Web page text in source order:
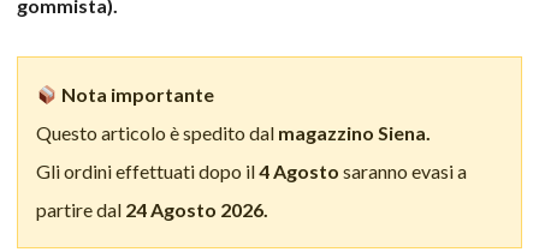
gommista).
Nota importante
Questo articolo è spedito dal magazzino Siena.
Gli ordini effettuati dopo il4 Agosto saranno evasi a
partire dal 24 Agosto 2026.